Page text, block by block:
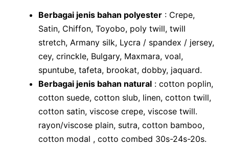
Berbagai jenis bahan polyester : Crepe,
Satin, Chiffon, Toyobo, poly twill, twill
stretch, Armany silk, Lycra / spandex / jersey,
cey, crinckle, Bulgary, Maxmara, voal,
spuntube, tafeta, brookat, dobby, jaquard.
Berbagai jenis bahan natural : cotton poplin,
cotton suede, cotton slub, linen, cotton twill,
cotton satin, viscose crepe, viscose twill.
rayon/viscose plain, sutra, cotton bamboo,
cotton modal , cotto combed 30s-24s-20s.